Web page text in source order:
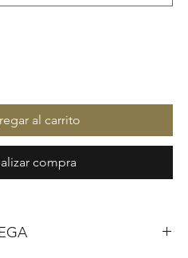
al carrito
compra